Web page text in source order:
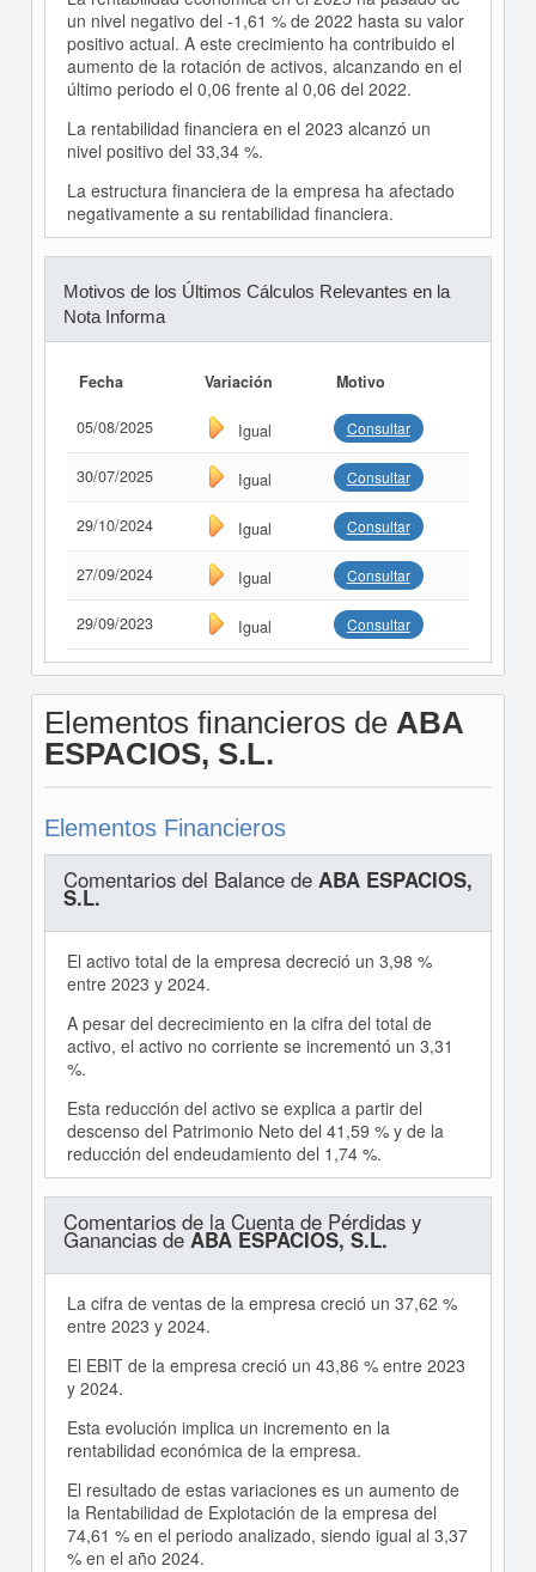
un nivel negativo del -1,61 % de 2022 hasta su valor
positivo actual. A este crecimiento ha contribuido el
aumento de la rotación de activos, alcanzando en el
último periodo el 0,06 frente al 0,06 del 2022.
La rentabilidad financiera en el 2023 alcanzó un
nivel positivo del 33,34 %.
La estructura financiera de la empresa ha afectado
negativamente a su rentabilidad financiera.
Motivos de los Últimos Cálculos Relevantes en la
Nota Informa
Fecha Variación Motivo
05/08/2025 Igual Consultar
30/07/2025 Igual Consultar
29/10/2024 Igual Consultar
27/09/2024 Igual Consultar
29/09/2023 Igual Consultar
Elementos financieros de ABA
ESPACIOS, S.L.
Elementos Financieros
Comentarios del Balance de ABA ESPACIOS,
S.L.
El activo total de la empresa decreció un 3,98 %
entre 2023 y 2024.
A pesar del decrecimiento en la cifra del total de
activo, el activo no corriente se incrementó un 3,31
%.
Esta reducción del activo se explica a partir del
descenso del Patrimonio Neto del 41,59 % y de la
reducción del endeudamiento del 1,74 %.
Comentarios de la Cuenta de Pérdidas y
Ganancias deABA ESPACIOS, S.L.
La cifra de ventas de la empresa creció un 37,62 %
entre 2023 y 2024.
El EBIT de la empresa creció un 43,86 % entre 2023
y 2024.
Esta evolución implica un incremento en la
rentabilidad económica de la empresa.
El resultado de estas variaciones es un aumento de
la Rentabilidad de Explotación de la empresa del
74,61 % en el periodo analizado, siendo igual al 3,37
% en el año 2024.